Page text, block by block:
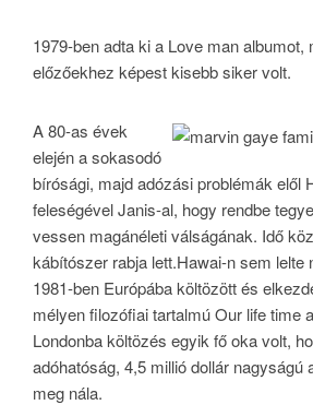
1979-ben adta ki a Love man albumot,
előzőekhez képest kisebb siker volt.
A 80-as évek
elején a sokasodó
bírósági, majd adózási problémák elől
feleségével Janis-al, hogy rendbe
vessen magánéleti válságának. Idő
kábítószer rabja lett.Hawai-n sem lelte
1981-ben Európába költözött és
mélyen filozófiai tartalmú Our life time
Londonba költözés egyik fő oka volt,
adóhatóság, 4,5 millió dollár nagyságú
meg nála.